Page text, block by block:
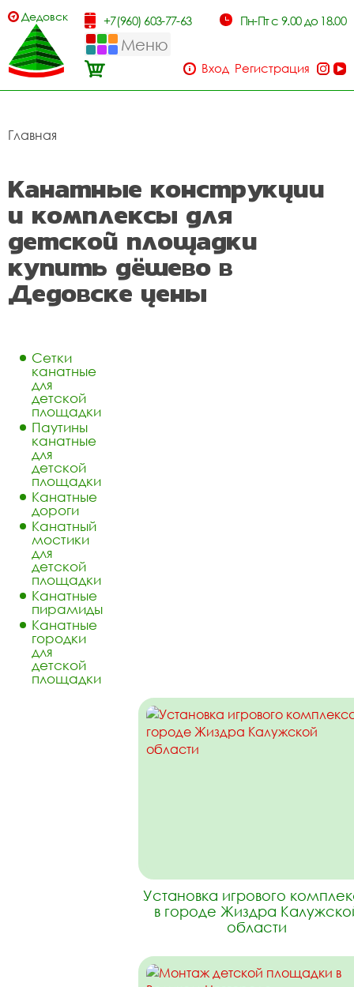
Дедовск +7(960) 603-77-63 Пн-Пт с 9.00 до 18.00
Меню
Вход Регистрация
Главная
Канатные конструкции
и комплексы для
детской площадки
купить дёшево в
Дедовске цены
Сетки
канатные
для
детской
площадки
Паутины
канатные
для
детской
площадки
Канатные
дороги
Канатный
мостики
для
детской
площадки
Канатные
пирамиды
Канатные
городки
для
детской
площадки
Установка игрового
в городе Жиздра
области